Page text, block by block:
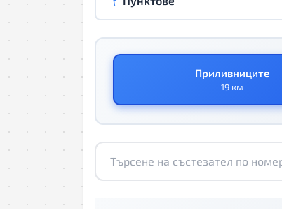
Приливниците
19 км